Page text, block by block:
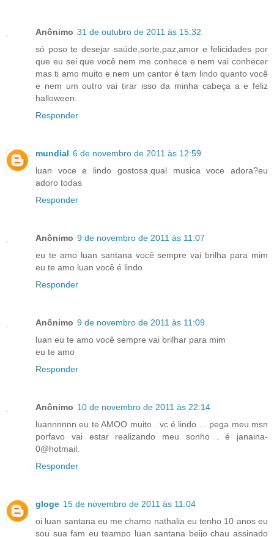
Anônimo 31 de outubro de 2011 às 15:32
só poso te desejar saúde,sorte,paz,amor e felicidades por
que eu sei que você nem me conhece e nem vai conhecer
mas ti amo muito e nem um cantor é tam lindo quanto você
e nem um outro vai tirar isso da minha cabeça a e feliz
halloween.
Responder
mundial 6 de novembro de 2011 às 12:59
luan voce e lindo gostosa.qual musica voce adora?eu
adoro todas
Responder
Anônimo 9 de novembro de 2011 às 11:07
eu te amo luan santana você sempre vai brilha para mim
eu te amo luan você é lindo
Responder
Anônimo 9 de novembro de 2011 às 11:09
luan eu te amo você sempre vai brilhar para mim
eu te amo
Responder
Anônimo 10 de novembro de 2011 às 22:14
luannnnnn eu te AMOO muito . vc é lindo ... pega meu msn
porfavo vai estar realizando meu sonho . é janaina-
0@hotmail.
Responder
gloge 15 de novembro de 2011 às 11:04
oi luan santana eu me chamo nathalia eu tenho 10 anos eu
sou sua fam eu teampo luan santana beijo chau assinado